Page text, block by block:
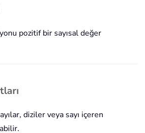
pozitif bir sayısal değer
diziler veya sayı içeren